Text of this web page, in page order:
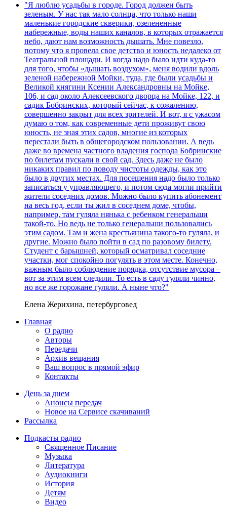
"Я люблю усадьбы в городе. Город должен быть
зеленым. У нас так мало солнца, что только наши
маленькие городские скверики, озелененные
набережные, воды наших каналов, в которых отражается
небо, дают нам возможность дышать. Мне повезло,
потому что я провела свое детство и юность недалеко от
Театральной площади. И когда надо было идти куда-то
для того, чтобы «дышать воздухом», меня водили вдоль
зеленой набережной Мойки, туда, где были усадьбы и
Великой княгини Ксении Александровны на Мойке,
106, и сад около Алексеевского дворца на Мойке, 122, и
садик Бобринских, который сейчас, к сожалению,
совершенно закрыт для всех зрителей. И вот, я с ужасом
думаю о том, как современные дети проживут свою
юность, не зная этих садов, многие из которых
перестали быть в общегородском пользовании. А ведь
даже во времена частного владения господа Бобринские
по билетам пускали в свой сад. Здесь даже не было
никаких правил по поводу чистоты одежды, как это
было в других местах. Для посещения надо было только
записаться у управляющего, и потом сюда могли прийти
жители соседних домов. Можно было купить абонемент
на весь год, если ты жил в соседнем доме, чтобы,
например, там гуляла нянька с ребенком генеральши
такой-то. Но ведь не только генеральши пользовались
этим садом. Там и жена крестьянина такого-то гуляла, и
другие. Можно было пойти в сад по разовому билету.
Студент с барышней, который осматривал соседние
участки, мог спокойно погулять в этом месте. Конечно,
важным было соблюдение порядка, отсутствие мусора –
вот за этим всем следили. То есть в саду гуляли чинно,
но все же горожане гуляли. А ныне что?"
Елена Жерихина, петербурговед
Главная
О радио
Авторы
Передачи
Архив вещания
Ваш вопрос в прямой эфир
Контакты
День за днем
Анонсы передач
Новое на Сервисе скачиваний
Рассылка
Подкасты радио
Священное Писание
Музыка
Литература
Аудиокниги
История
Детям
Видео